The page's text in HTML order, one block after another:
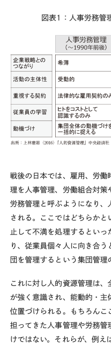
図表1：人事労務管
戦後の日本では、雇用、労働
理を人事管理、労働組合対策
労務管理と呼ぶようになり、
される。ここではどちらか
止して不満を処理するとい
り、従業員個々人に向き合
団を管理するという集団管理
これに対し人的資源管理は、
が強く意識され、能動的・主
位置づけられる。もちろんこ
担ってきた人事管理や労務管
けではない。それらが、例え